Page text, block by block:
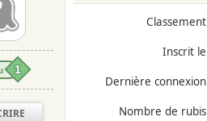
1
Classement
Inscrit le
Dernière connexion
Nombre de rubis